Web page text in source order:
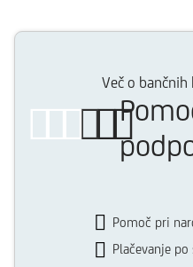
Več o bančnih
Pomoč pri
Plačevanje po